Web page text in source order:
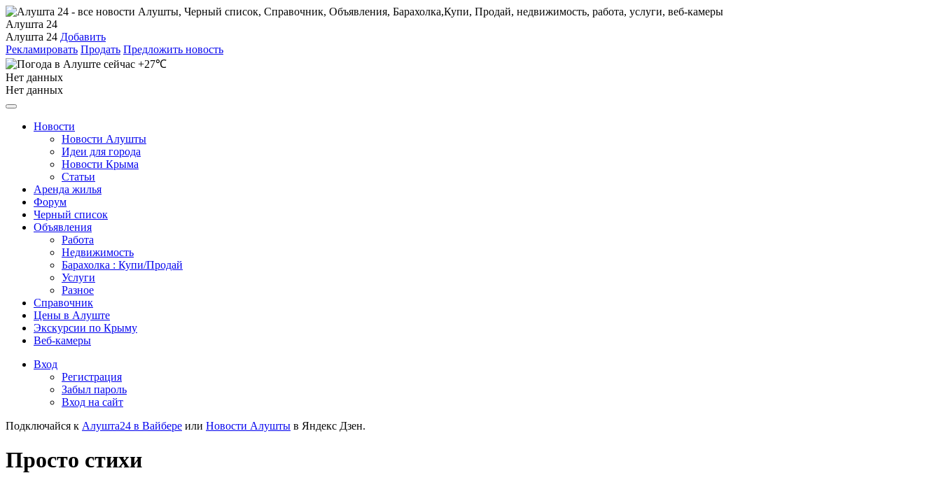
Алушта 24
Алушта 24 Добавить
Рекламировать Продать Предложить новость
+27℃
Нет данных
Нет данных
Новости
Новости Алушты
Идеи для города
Новости Крыма
Статьи
Аренда жилья
Форум
Черный список
Объявления
Работа
Недвижимость
Барахолка : Купи/Продай
Услуги
Разное
Справочник
Цены в Алуште
Экскурсии по Крыму
Веб-камеры
Вход
Регистрация
Забыл пароль
Вход на сайт
Подключайся к Алушта24 в Вайбере или Новости Алушты в Яндекс Дзен.
Просто стихи